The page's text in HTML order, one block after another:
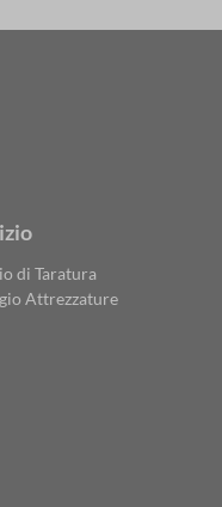
di Taratura
Attrezzature